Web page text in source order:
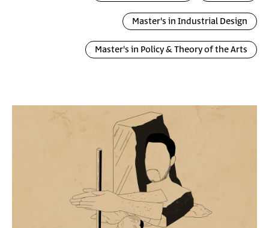
Master's in Industrial Design
Master's in Policy & Theory of the Arts